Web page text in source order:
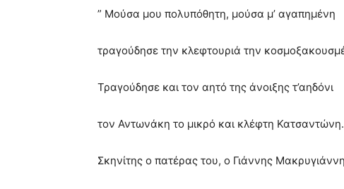
” Μούσα μου πολυπόθητη, μούσα μ’ αγαπημένη
τραγούδησε την κλεφτουριά την
Τραγούδησε και τον αητό της άνοιξης τ’αηδόνι
τον Αντωνάκη το μικρό και κλέφτη Κατσαντώνη.
Σκηνίτης ο πατέρας του, ο Γιάννης